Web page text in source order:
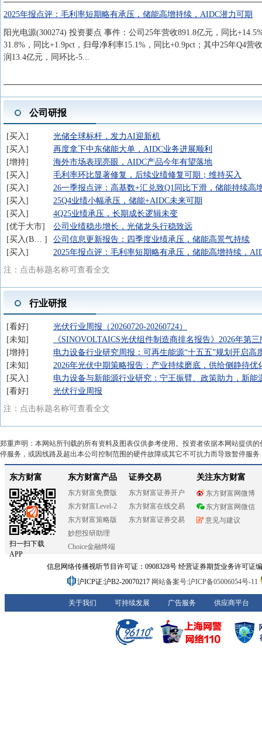
2025年报点评：毛利率短期略有承压，储能高增持续，AIDC潜力可期
阳光电源(300274) 投资要点 事件：公司25年营收891.8亿元，同比
31.8%，同比+1.9pct，归母净利率15.1%，同比+0.9pct；其中25年Q4
润13.4亿元，同环比-5...
公司研报
买入
光储全球标杆，发力AI迎新机
买入
再度拿下中东储能大单，AIDC业务进展顺利
增持
海外市场表现亮眼，AIDC产品今年有望落地
买入
毛利率环比显著修复，后续业绩修复可期；维持买入
买入
26一季报点评：高基数+汇兑致Q1同比下滑，储能持续高
买入
25Q4业绩小幅承压，储能+AIDC未来可期
买入
4Q25业绩承压，长期成长逻辑未变
优于大市
公司业绩稳步增长，光储龙头行稳致远
买入(Buy)
公司信息更新报告：四季度业绩承压，储能高景气持续
买入
2025年报点评：毛利率短期略有承压，储能高增持续，
注：点击标题名称可查看全文
行业研报
看好
光伏行业周报（20260720-20260724）
未知
《SINOVOLTAICS光伏组件制造商排名报告》2026年第三
增持
电力设备行业研究周报：可再生能源“十五五”规划开启高
未知
2026年光伏中期策略报告：产业持续磨底，供给侧静待优
买入
电力设备与新能源行业研究：宁王振臂、政策助力，新能
看好
光伏行业周报
注：点击标题名称可查看全文
郑重声明：本网站所刊载的所有资料及图表仅供参考使用。投资者依据本网站提供
停服务，或因线路及超出本公司控制范围的硬件故障或其它不可抗力而导致暂停服